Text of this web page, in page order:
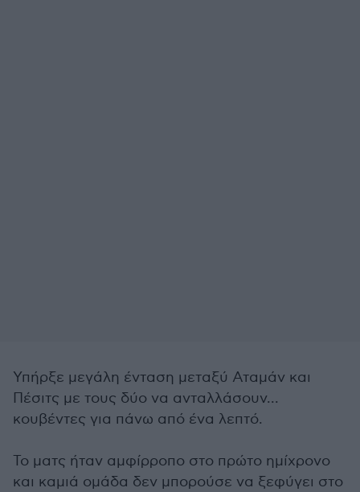
Υπήρξε μεγάλη ένταση μεταξύ Αταμάν και
Πέσιτς με τους δύο να ανταλλάσουν...
κουβέντες για πάνω από ένα λεπτό.
Το ματς ήταν αμφίρροπο στο πρώτο ημίχρονο
και καμιά ομάδα δεν μπορούσε να ξεφύγει στο